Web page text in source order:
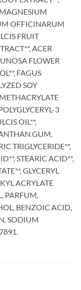
OFFICINARUM
FRUIT
ACER
FLOWER
FAGUS
SOY
3
OIL**,
GUM,
TRIGLYCERIDE**,
STEARIC ACID**,
GLYCERYL
ACRYLATE
PARFUM,
BENZOIC ACID,
SODIUM